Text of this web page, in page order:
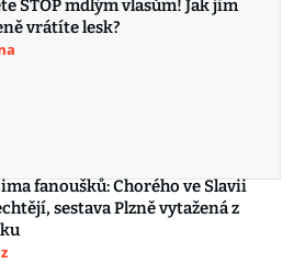
STOP mdlým vlasům! Jak jim
vrátíte lesk?
fanoušků: Chorého ve Slavii
sestava Plzně vytažená z